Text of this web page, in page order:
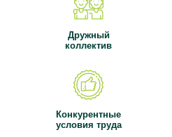
Дружный
коллектив
Конкурентные
условия труда